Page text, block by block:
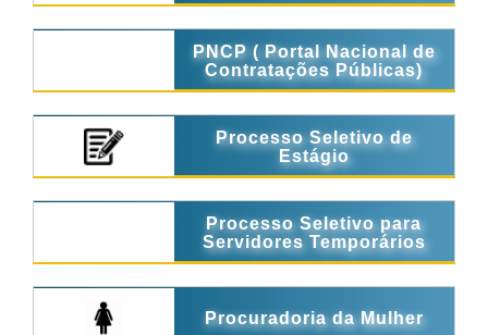
PNCP ( Portal Nacional de
Contratações Públicas)
Processo Seletivo de
Estágio
Processo Seletivo para
Servidores Temporários
Procuradoria da Mulher